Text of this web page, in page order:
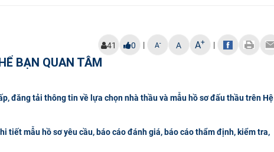
41 0 | A- A A+ |
BẠN QUAN TÂM
đăng tải thông tin về lựa chọn nhà thầu và mẫu hồ sơ đấu thầu trên Hệ
tiết mẫu hồ sơ yêu cầu, báo cáo đánh giá, báo cáo thẩm định, kiểm tra,